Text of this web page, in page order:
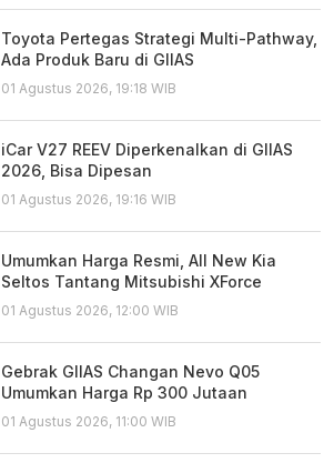
Toyota Pertegas Strategi Multi-Pathway,
Ada Produk Baru di GIIAS
01 Agustus 2026, 19:18 WIB
iCar V27 REEV Diperkenalkan di GIIAS
2026, Bisa Dipesan
01 Agustus 2026, 19:16 WIB
Umumkan Harga Resmi, All New Kia
Seltos Tantang Mitsubishi XForce
01 Agustus 2026, 12:00 WIB
Gebrak GIIAS Changan Nevo Q05
Umumkan Harga Rp 300 Jutaan
01 Agustus 2026, 11:00 WIB